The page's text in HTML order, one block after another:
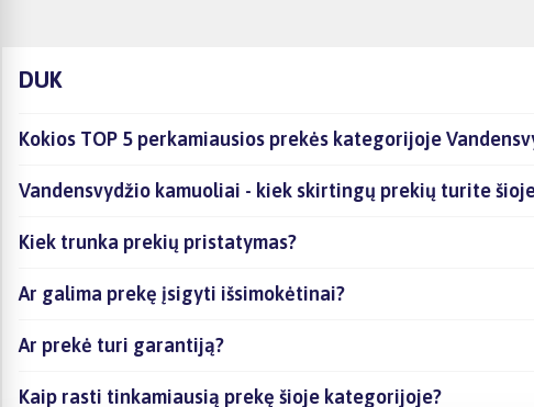
DUK
Kokios TOP 5 perkamiausios prekės kategorijoje
Vandensvydžio kamuoliai - kiek skirtingų prekių turite
Kiek trunka prekių pristatymas?
Ar galima prekę įsigyti išsimokėtinai?
Ar prekė turi garantiją?
Kaip rasti tinkamiausią prekę šioje kategorijoje?